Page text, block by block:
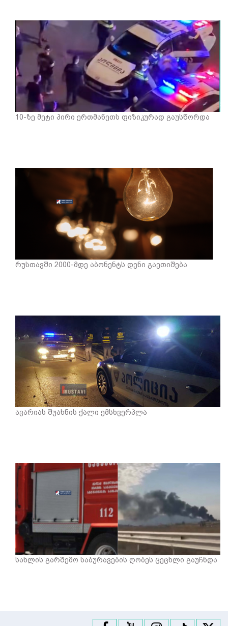
10-ზე მეტი პირი ერთმანეთს ფიზიკურად გაუსწორდა
რუსთავში 2000-მდე აბონენტს დენი გაეთიშება
ავარიას შუახნის ქალი ემსხვერპლა
სახლის გარშემო საბურავების ღობეს ცეცხლი გაუჩნდა